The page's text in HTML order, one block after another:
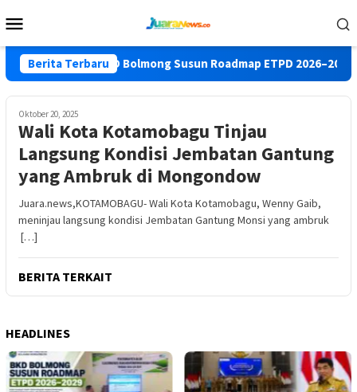
ke
Mobile
Berita TerbaruBKD Bolmong Susun Roadmap ETPD 2026–2029,
Oktober 20, 2025
Wali Kota Kotamobagu Tinjau
Langsung Kondisi Jembatan Gantung
yang Ambruk di Mongondow
Juara.news,KOTAMOBAGU- Wali Kota Kotamobagu, Wenny Gaib,
meninjau langsung kondisi Jembatan Gantung Monsi yang ambruk
[…]
BERITA TERKAIT
HEADLINES